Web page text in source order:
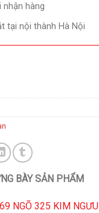
nhận hàng
tại nội thành Hà Nội
BÀY SẢN PHẨM
NGÕ 325 KIM NGƯU